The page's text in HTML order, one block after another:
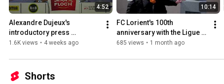
4:52
Alexandre Dujeux's
introductory press
conference
1.6K views • 4 weeks ago
10:14
FC Lorient's 100th
anniversary with the Ligue 1
Show
685 views • 1 month ago
Shorts